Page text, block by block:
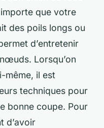
que votre
des poils longs ou
d’entretenir
Lorsqu’on
même, il est
techniques pour
bonne coupe. Pour
d’avoir